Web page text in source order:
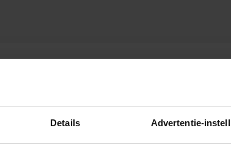
Details Advertentie-